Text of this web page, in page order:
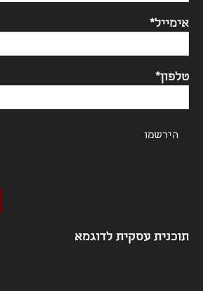
אימייל*
טלפון*
תוכנית עסקית לדוגמא